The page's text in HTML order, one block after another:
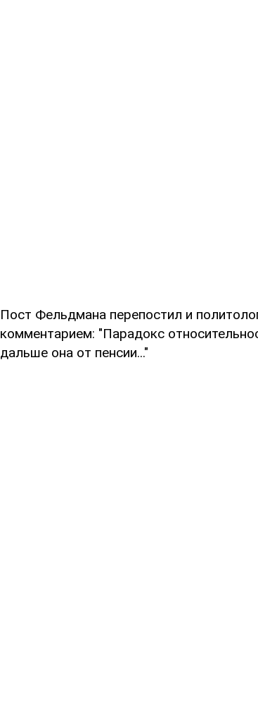
Пост Фельдмана перепостил и
комментарием: "Парадокс
дальше она от пенсии..."